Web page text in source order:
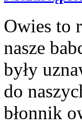
Owies to
nasze
były
do
błonnik